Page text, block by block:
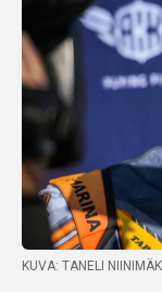
KUVA: TANELI